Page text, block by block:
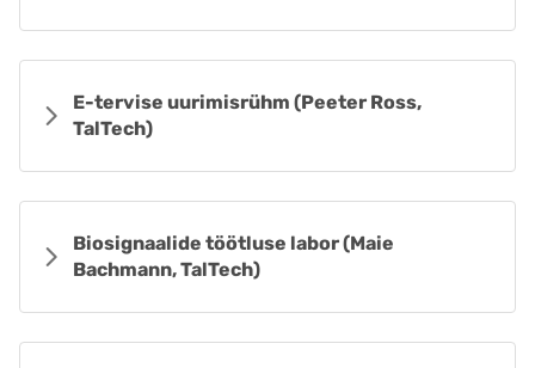
E-tervise uurimisrühm (Peeter Ross,
TalTech)
Biosignaalide töötluse labor (Maie
Bachmann, TalTech)